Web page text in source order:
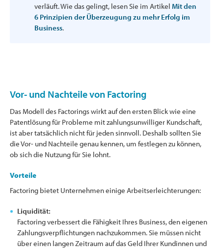
verläuft. Wie das gelingt, lesen Sie im Artikel Mit den
6 Prinzipien der Überzeugung zu mehr Erfolg im
Business.
Vor- und Nachteile von Factoring
Das Modell des Factorings wirkt auf den ersten Blick wie eine
Patentlösung für Probleme mit zahlungsunwilliger Kundschaft,
ist aber tatsächlich nicht für jeden sinnvoll. Deshalb sollten Sie
die Vor- und Nachteile genau kennen, um festlegen zu können,
ob sich die Nutzung für Sie lohnt.
Vorteile
Factoring bietet Unternehmen einige Arbeitserleichterungen:
Liquidität:
Factoring verbessert die Fähigkeit Ihres Business, den eigenen
Zahlungsverpflichtungen nachzukommen. Sie müssen nicht
über einen langen Zeitraum auf das Geld Ihrer Kundinnen und